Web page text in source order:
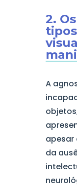
2.
A
apesar
da